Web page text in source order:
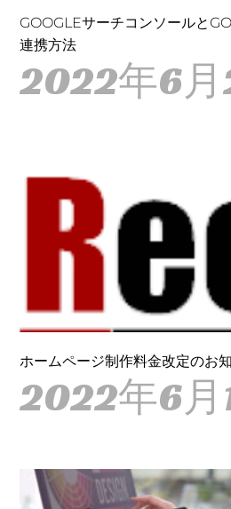
GOOGLEサーチコンソールと
連携方法
2022年6月
ホームページ制作料金改定のお
2022年6月